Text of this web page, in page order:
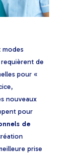
modes
requièrent de
pour «
nouveaux
pour
de
prise